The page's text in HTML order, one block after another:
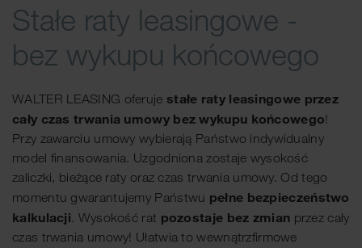
Stałe raty leasingowe -
bez wykupu końcowego
WALTER LEASING oferuje stałe raty leasingowe przez
cały czas trwania umowy bez wykupu końcowego!
Przy zawarciu umowy wybierają Państwo indywidualny
model finansowania. Uzgodniona zostaje wysokość
zaliczki, bieżące raty oraz czas trwania umowy. Od tego
momentu gwarantujemy Państwu pełne bezpieczeństwo
kalkulacji. Wysokość rat pozostaje bez zmian przez cały
czas trwania umowy! Ułatwia to wewnątrzfirmowe